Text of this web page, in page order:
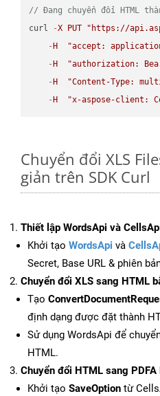
// Đang chuyển đổi HTML
curl
-X PUT
"https://
- H
"accept:
- H
"authorization:
- H
"Content-Type:
- H "x-aspose-client:
Chuyển đổi XLS
giản trên SDK Curl
Thiết lập WordsApi và
Khởi tạo WordsApi và
Secret, Base URL & phiên
Chuyển đổi XLS sang HTML
Tạo
định dạng được đặt thành
Sử dụng WordsApi để
HTML.
Chuyển đổi HTML sang
Khởi tạo SaveOption từ